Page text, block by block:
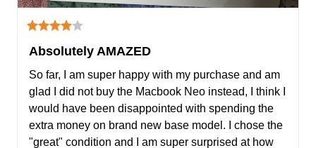
Absolutely AMAZED
So far, I am super happy with my purchase and am
glad I did not buy the Macbook Neo instead, I think I
would have been disappointed with spending the
extra money on brand new base model. I chose the
"great" condition and I am super surprised at how